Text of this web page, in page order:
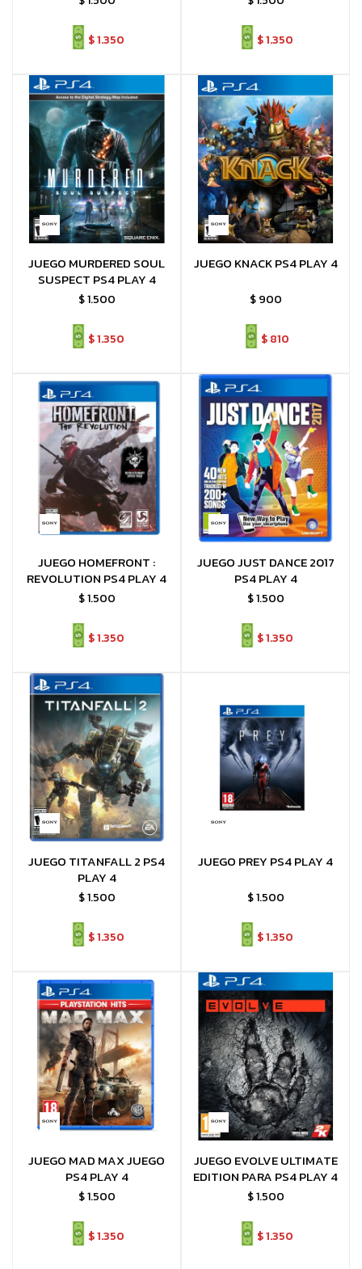
$1.350 $1.350
JUEGO MURDERED SOUL
SUSPECT PS4 PLAY 4
$1.500
$1.350
JUEGO KNACK PS4 PLAY 4
$ 900
$810
JUEGO HOMEFRONT :
REVOLUTION PS4 PLAY 4
$1.500
$1.350
JUEGO JUST DANCE 2017
PS4 PLAY 4
$1.500
$1.350
JUEGO TITANFALL 2 PS4
PLAY 4
$1.500
$1.350
JUEGO PREY PS4 PLAY 4
$1.500
$1.350
JUEGO MAD MAX JUEGO
PS4 PLAY 4
$1.500
$1.350
JUEGO EVOLVE ULTIMATE
EDITION PARA PS4 PLAY 4
$1.500
$1.350